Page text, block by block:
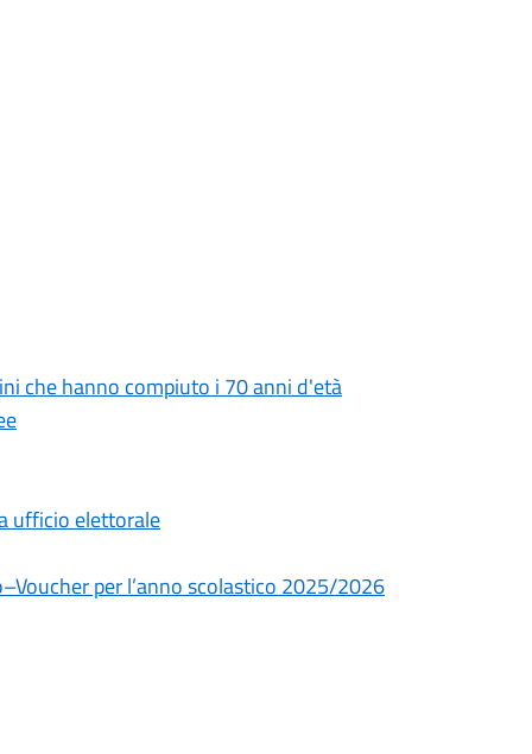
che hanno compiuto i 70 anni d'età
ufficio elettorale
per l’anno scolastico 2025/2026